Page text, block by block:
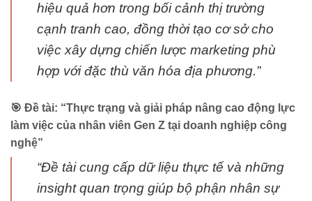
hiệu quả hơn trong bối cảnh thị trường
cạnh tranh cao, đồng thời tạo cơ sở cho
việc xây dựng chiến lược marketing phù
hợp với đặc thù văn hóa địa phương.”
🎯 Đề tài: “Thực trạng và giải pháp nâng cao động lực
làm việc của nhân viên Gen Z tại doanh nghiệp công
nghệ”
“Đề tài cung cấp dữ liệu thực tế và những
insight quan trọng giúp bộ phận nhân sự